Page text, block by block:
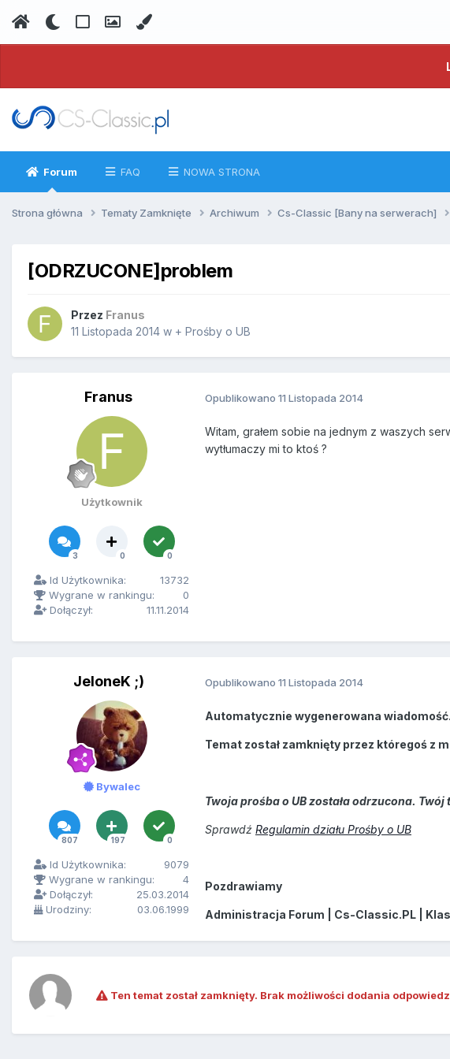
Forum FAQ NOWA STRONA
Strona główna Tematy Zamknięte Archiwum Cs-Classic [Bany na serwerach]
[ODRZUCONE]problem
Przez Franus
11 Listopada 2014 w + Prośby o UB
Franus
Użytkownik
3 0 0
Id Użytkownika:
13732
Wygrane w rankingu:
0
Dołączył:
11.11.2014
Opublikowano 11 Listopada 2014
Witam, grałem sobie na jednym z waszych
wytłumaczy mi to ktoś ?
JeloneK ;)
Bywalec
807 197 0
Id Użytkownika:
9079
Wygrane w rankingu:
4
Dołączył:
25.03.2014
Urodziny:
03.06.1999
Opublikowano 11 Listopada 2014
Automatycznie wygenerowana wiadomość.
Temat został zamknięty przez któregoś z
Twoja prośba o UB została odrzucona. Twój
Sprawdź Regulamin działu Prośby o UB
Pozdrawiamy
Administracja Forum | Cs-Classic.PL |
Ten temat został zamknięty. Brak możliwości dodania